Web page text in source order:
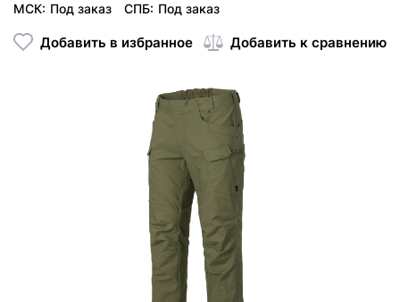
МСК: Под заказ СПБ: Под заказ
Добавить в избранное Добавить к сравнению